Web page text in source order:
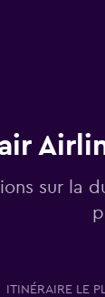
sur la
ITINÉRAIRE LE